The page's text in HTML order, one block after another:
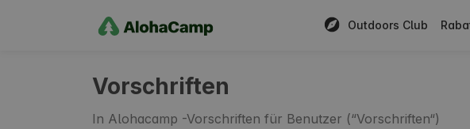
Outdoors Club
Vorschriften
In Alohacamp -Vorschriften für Benutzer (“Vorschriften“)